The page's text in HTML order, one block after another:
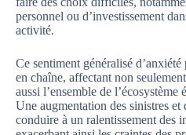
personnel ou d’investissement
activité.
Ce sentiment généralisé
en chaîne, affectant non
aussi l’ensemble de l’écosystème
Une augmentation des sinistres et
conduire à un ralentissement des